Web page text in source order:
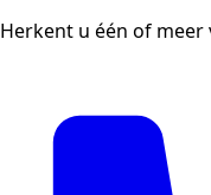
Herkent u één of meer